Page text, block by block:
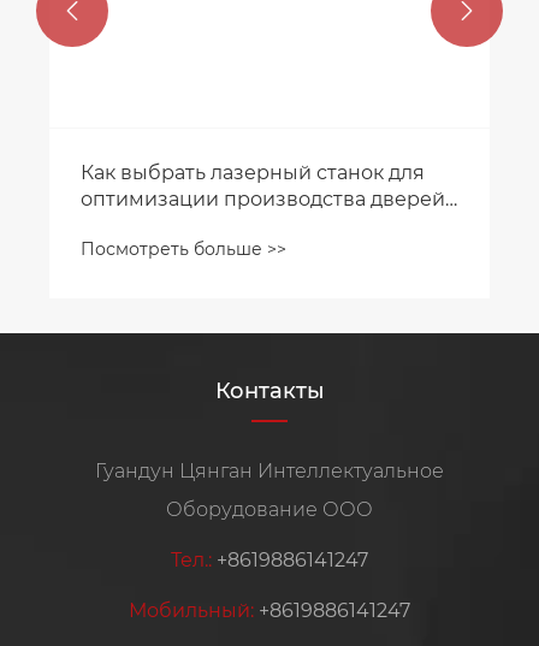
Как выбрать лазерный станок для
оптимизации производства дверей
Посмотреть больше >>
 
Контакты
Гуандун Цянган Интеллектуальное
Оборудование ООО
Тел.: +8619886141247
Мобильный: +8619886141247